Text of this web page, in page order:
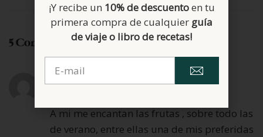
5 Comments
Spezialia Comparte Más
A mi me encantan las frutas , sobre todo las
de verano, entre ellas una de mis preferidas
¡Y recibe un 10% de descuentoen tu
primera compra de cualquier guía
de viaje o libro de recetas!